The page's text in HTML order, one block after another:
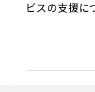
ビスの支援に